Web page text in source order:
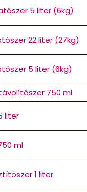
5 liter (6kg)
22 liter (27kg)
5 liter (6kg)
750 ml
liter
ml
1 liter